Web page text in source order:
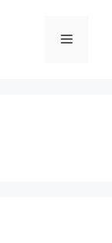
메